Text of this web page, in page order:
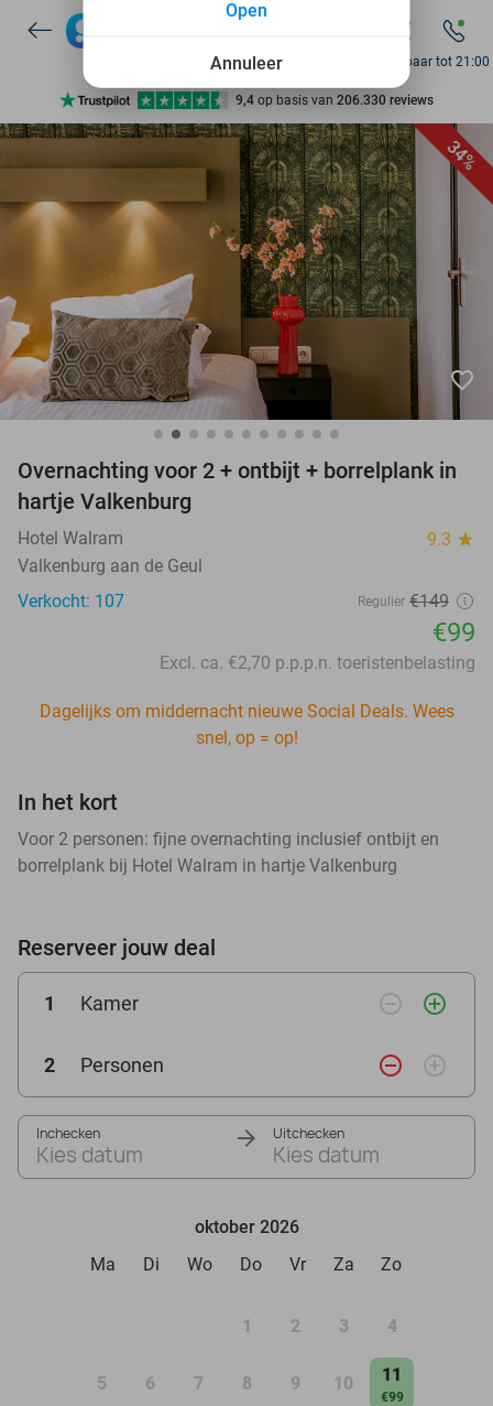
7 dagen per week beschikbaar
10+ miljoen leden
9,4 op basis van 206.330 reviews
Ontdek 15.000+ deals
7 dagen per week beschikbaar
10+ miljoen leden
Bereikbaar tot 21:00
34%
favorite_border
Overnachting voor 2 + ontbijt + borrelplank in
hartje Valkenburg
Hotel Walram 9.3 star
Valkenburg aan de Geul
Verkocht: 107
Regulier €149
€99
Excl. ca. €2,70 p.p.p.n. toeristenbelasting
Dagelijks om middernacht nieuwe Social Deals. Wees
snel, op = op!
In het kort
Voor 2 personen: fijne overnachting inclusief ontbijt en
borrelplank bij Hotel Walram in hartje Valkenburg
Reserveer jouw deal
1 Kamer remove_circle_outline add_circle_outline
2 Personen remove_circle_outline add_circle_outline
Inchecken
Kies datum
Uitchecken
Kies datum
oktober 2026
Ma
Di Wo Do Vr Za Zo
1 2 3 4
5 6 7 8 9 10 11
€99
Annuleer
Open